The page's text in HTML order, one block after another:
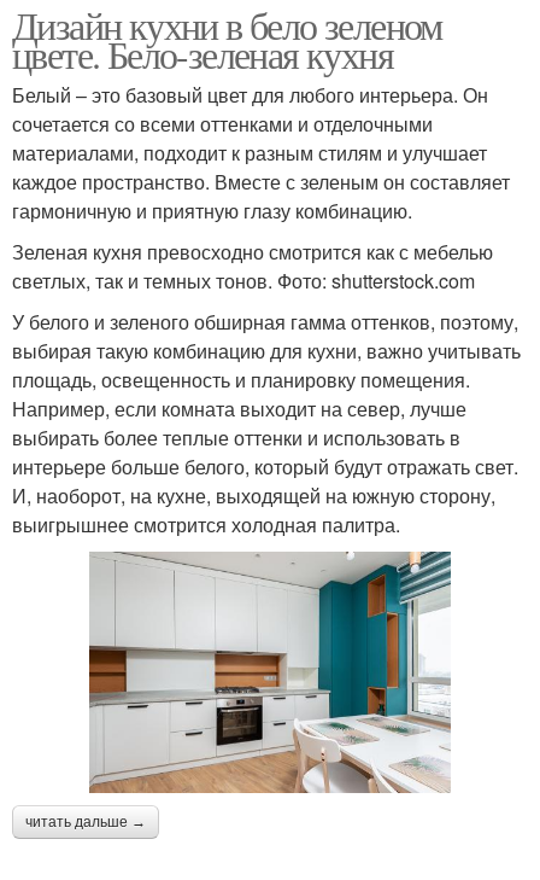
Дизайн кухни в бело зеленом
цвете. Бело-зеленая кухня
Белый – это базовый цвет для любого интерьера. Он
сочетается со всеми оттенками и отделочными
материалами, подходит к разным стилям и улучшает
каждое пространство. Вместе с зеленым он составляет
гармоничную и приятную глазу комбинацию.
Зеленая кухня превосходно смотрится как с мебелью
светлых, так и темных тонов. Фото: shutterstock.com
У белого и зеленого обширная гамма оттенков, поэтому,
выбирая такую комбинацию для кухни, важно учитывать
площадь, освещенность и планировку помещения.
Например, если комната выходит на север, лучше
выбирать более теплые оттенки и использовать в
интерьере больше белого, который будут отражать свет.
И, наоборот, на кухне, выходящей на южную сторону,
выигрышнее смотрится холодная палитра.
читать дальше →